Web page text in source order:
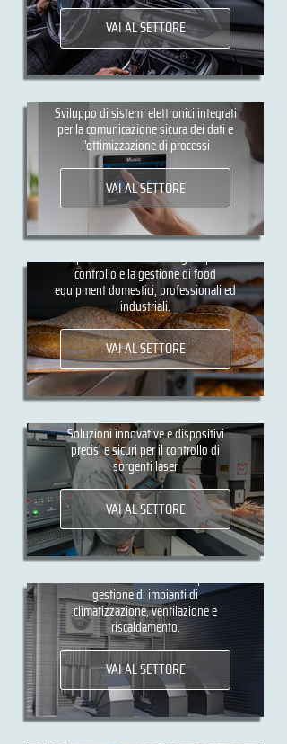
VAI AL SETTORE
IoT - Internet of Things
Sviluppo di sistemi elettronici integrati
per la comunicazione sicura dei dati e
l'ottimizzazione di processi
VAI AL SETTORE
Settore alimentare
Dispositivi elettronici integrati per il
controllo e la gestione di food
equipment domestici, professionali ed
industriali.
VAI AL SETTORE
Laser
Soluzioni innovative e dispositivi
precisi e sicuri per il controllo di
sorgenti laser
VAI AL SETTORE
HVAC
Sistemi elettronici avanzati per la
gestione di impianti di
climatizzazione, ventilazione e
riscaldamento.
VAI AL SETTORE
Idraulica